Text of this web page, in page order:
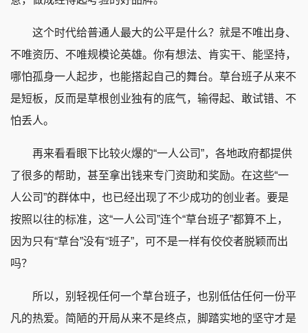
这个时代给普通人最大的公平是什么？就是不唯出身、
不唯资历、不唯规模论英雄。你有想法、肯实干、能坚持，
哪怕孤身一人起步，也能搭起自己的舞台。草台班子从来不
是短板，反而是草根创业独有的底气，输得起、敢试错、不
怕丢人。
再来看看眼下比较火爆的“一人公司”，各地政府都提供
了很多的帮助，甚至拿出钱来专门资助和奖励。在这些“一
人公司”的群体中，也已经出现了不少成功的创业者。要是
按照以往的标准，这“一人公司”连个“草台班子”都算不上，
因为只有“草台”没有“班子”，可不是一样有佼佼者脱颖而出
吗？
所以，别轻视任何一个草台班子，也别低估任何一份平
凡的热爱。简陋的开局从来不是终点，脚踏实地的坚守才是